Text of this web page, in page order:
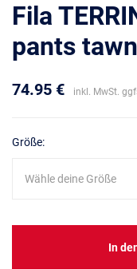
Fila
pants
74.95 € inkl. MwSt.
Größe:
Wähle deine Größe
In